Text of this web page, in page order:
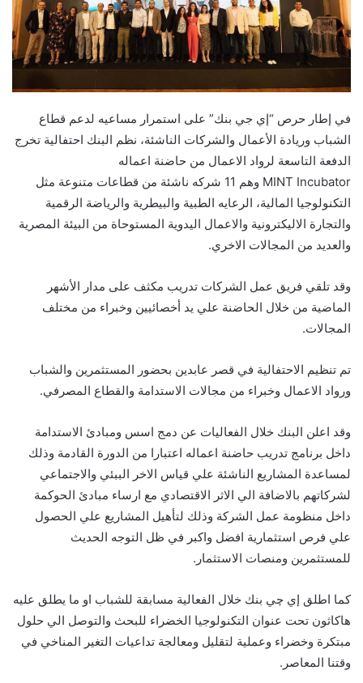
في إطار حرص “إي جي بنك” على استمرار مساعيه لدعم قطاع
الشباب وريادة الأعمال والشركات الناشئة، نظم البنك احتفالية تخرج
الدفعة التاسعة لرواد الاعمال من حاضنة اعماله
MINT Incubator وهم 11 شركه ناشئة من قطاعات متنوعة مثل
التكنولوجيا المالية، الرعايه الطبية والبيطرية والرياضة الرقمية
والتجارة الاليكترونية والاعمال اليدوية المستوحاة من البيئة المصرية
والعديد من المجالات الاخري.
وقد تلقي فريق عمل الشركات تدريب مكثف على مدار الأشهر
الماضية من خلال الحاضنة علي يد أخصائيين وخبراء من مختلف
المجالات.
تم تنظيم الاحتفالية في قصر عابدين بحضور المستثمرين والشباب
ورواد الاعمال وخبراء من مجالات الاستدامة والقطاع المصرفي.
وقد اعلن البنك خلال الفعاليات عن دمج اسس ومبادئ الاستدامة
داخل برنامج تدريب حاضنة اعماله اعتبارا من الدورة القادمة وذلك
لمساعدة المشاريع الناشئة علي قياس الاخر الببئي والاجتماعي
لشركاتهم بالاضافة الي الاثر الاقتصادي مع ارساء مبادئ الحوكمة
داخل منظومة عمل الشركة وذلك لتأهيل المشاريع علي الحصول
علي فرص استثمارية افضل واكبر في ظل التوجه الحديث
للمستثمرين ومنصات الاستثمار.
كما اطلق إي چي بنك خلال الفعالية مسابقة للشباب او ما يطلق عليه
هاكاثون تحت عنوان التكنولوجيا الخضراء للبحث والتوصل الي حلول
مبتكرة وخضراء وعملية لتقليل ومعالجة تداعيات التغير المناخي في
وقتنا المعاصر.